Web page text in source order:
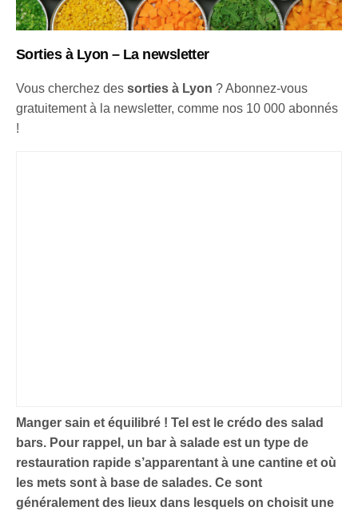
Sorties à Lyon – La newsletter
Vous cherchez dessorties à Lyon ? Abonnez-vous
gratuitement à la newsletter, comme nos 10 000 abonnés
!
Manger sain et équilibré ! Tel est le crédo des salad
bars. Pour rappel, un bar à salade est un type de
restauration rapide s’apparentant à une cantine et où
les mets sont à base de salades. Ce sont
généralement des lieux dans lesquels on choisit une